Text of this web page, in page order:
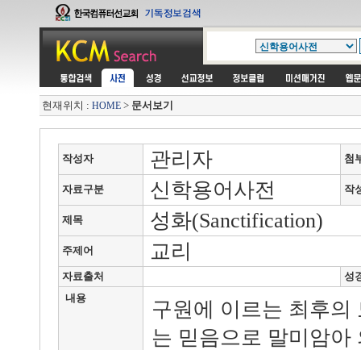
현재위치 : HOME > 문서보기
작성자 관리자 첨
자료구분 신학용어사전 작
제목 성화(Sanctification)
주제어 교리
자료출처
성
내용
구원에 이르는 최후의
는 믿음으로 말미암아